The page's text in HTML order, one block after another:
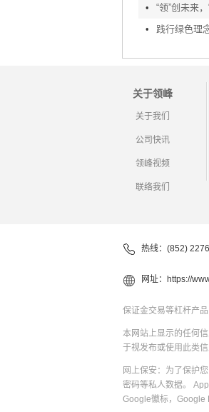
•
•
关于领峰
关于我们
公司快讯
领峰视频
联络我们
热线：(852)
网址： https://
保证金交易等杠杆产
本网站上显示的任何
于视发布或使用此类
网上保安：为了保护
密码等私人数据。
Google徽标，Google